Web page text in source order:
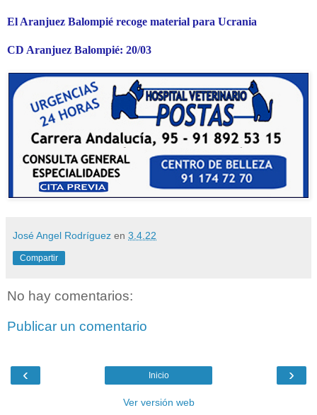
El Aranjuez Balompié recoge material para Ucrania
CD Aranjuez Balompié: 20/03
José Angel Rodríguez en 3.4.22
Compartir
No hay comentarios:
Publicar un comentario
‹ ›
Inicio
Ver versión web